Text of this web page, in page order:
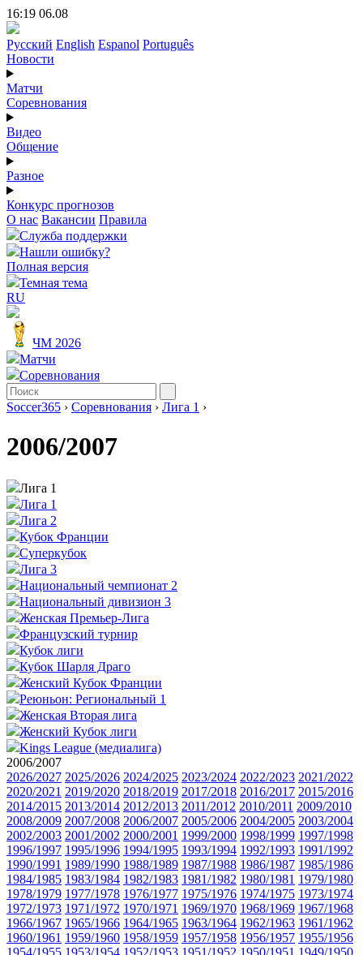
16:19 06.08
Русский English Espanol Português
Новости
Матчи
Соревнования
Видео
Общение
Разное
Конкурс прогнозов
О нас Вакансии Правила
Служба поддержки
Нашли ошибку?
Полная версия
Темная тема
RU
ЧМ 2026
Матчи
Соревнования
Soccer365 › Соревнования › Лига 1 ›
2006/2007
Лига 1
Лига 1
Лига 2
Кубок Франции
Суперкубок
Лига 3
Национальный чемпионат 2
Национальный дивизион 3
Женская Премьер-Лига
Французский турнир
Кубок лиги
Кубок Шарля Драго
Женский Кубок Франции
Реюньон: Региональный 1
Женская Вторая лига
Женский Кубок лиги
Kings League (медиалига)
2006/2007
2026/2027 2025/2026 2024/2025 2023/2024 2022/2023 2021/2022
2020/2021 2019/2020 2018/2019 2017/2018 2016/2017 2015/2016
2014/2015 2013/2014 2012/2013 2011/2012 2010/2011 2009/2010
2008/2009 2007/2008 2006/2007 2005/2006 2004/2005 2003/2004
2002/2003 2001/2002 2000/2001 1999/2000 1998/1999 1997/1998
1996/1997 1995/1996 1994/1995 1993/1994 1992/1993 1991/1992
1990/1991 1989/1990 1988/1989 1987/1988 1986/1987 1985/1986
1984/1985 1983/1984 1982/1983 1981/1982 1980/1981 1979/1980
1978/1979 1977/1978 1976/1977 1975/1976 1974/1975 1973/1974
1972/1973 1971/1972 1970/1971 1969/1970 1968/1969 1967/1968
1966/1967 1965/1966 1964/1965 1963/1964 1962/1963 1961/1962
1960/1961 1959/1960 1958/1959 1957/1958 1956/1957 1955/1956
1954/1955 1953/1954 1952/1953 1951/1952 1950/1951 1949/1950